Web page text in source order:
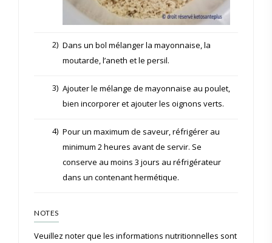
2) Dans un bol mélanger la mayonnaise, la
moutarde, l’aneth et le persil.
3) Ajouter le mélange de mayonnaise au poulet,
bien incorporer et ajouter les oignons verts.
4) Pour un maximum de saveur, réfrigérer au
minimum 2 heures avant de servir. Se
conserve au moins 3 jours au réfrigérateur
dans un contenant hermétique.
NOTES
Veuillez noter que les informations nutritionnelles sont